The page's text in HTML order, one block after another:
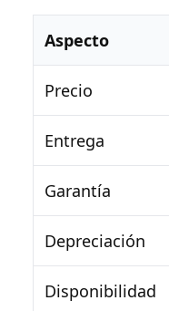
Aspecto
Precio
Entrega
Garantía
Depreciación
Disponibilidad